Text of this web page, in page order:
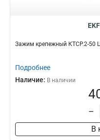
Зажим крепежный КТСР.2-50
Подробнее
Наличие: В наличии
–
В